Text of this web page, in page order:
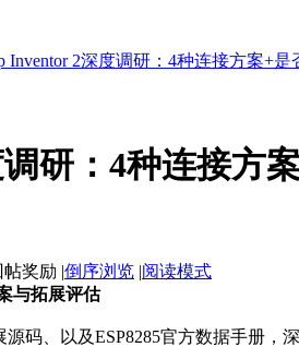
Inventor 2深度调研：4种连接方案+
研：4种连接方
|倒序浏览 |阅读模式
与拓展评估
码、以及ESP8285官方数据手册，